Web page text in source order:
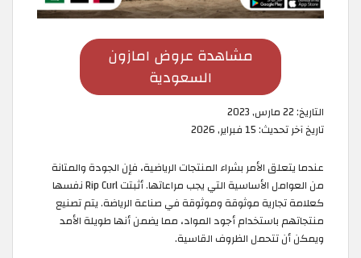
مشاهدة عروض امازون
السعودية
التاريخ:22 مارس, 2023
تاريخ آخر تحديث:15 فبراير, 2026
عندما يتعلق الأمر بشراء المنتجات الرياضية، فإن الجودة والمتانة
من العوامل الأساسية التي يجب مراعاتها. أثبتت Rip Curl نفسها
كعلامة تجارية موثوقة وموثوقة في صناعة الرياضة. يتم تصنيع
منتجاتهم باستخدام أجود المواد، مما يضمن أنها طويلة الأمد
ويمكن أن تتحمل الظروف القاسية.